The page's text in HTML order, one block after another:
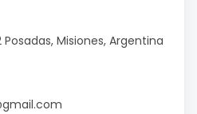
Posadas, Misiones, Argentina